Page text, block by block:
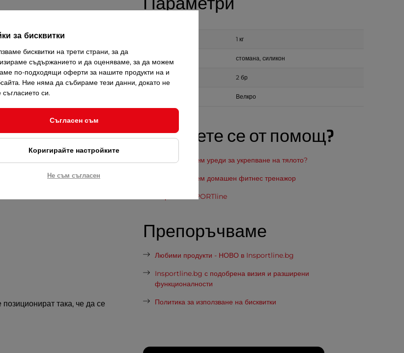
със собствено тегло,
на ръцете или краката ви и
работа. Покритието на
материал, а пълнежът е
собствено тегло, тренировки
за носене.Наколенката за
на динамиката, силата,
така, че да се
1 кг
стомана, силикон
2 бр
Велкро
Нуждаете се от помощ?
Как да изберем уреди за укрепване на тялото?
Как да изберем домашен фитнес тренажор
Марката inSPORTline
Препоръчваме
Любими продукти - НОВО в Insportline.bg
Insportline.bg с подобрена визия и разширени
функционалности
Политика за използване на бисквитки
за бисквитки
бисквитки на трети страни, за да
съдържанието и да оценяваме, за да можем
по-подходящи оферти за нашите продукти на и
Ние няма да събираме тези данни, докато не
си.
Съгласен съм
Коригирайте настройките
Не съм съгласен